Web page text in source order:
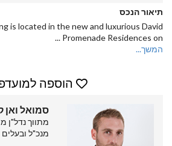
תיאור הנכס
is located in the new and luxurious David
Promenade Residences on
...
המשך...
הוספה
סמואל ואן
מתווך נדל"ן
מנכ"ל ובעלים